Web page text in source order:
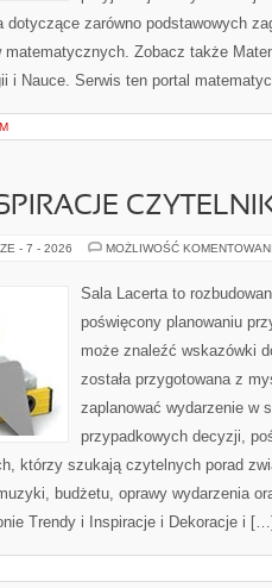
dotyczące zarówno podstawowych
matematycznych. Zobacz także
i Nauce. Serwis ten portal
- 7 - 2026 MOŻLIWOŚĆ
Sala Lacerta to
poświęcony planowaniu
może znaleźć wskazówki
została przygotowana z
zaplanować wydarzenie w
przypadkowych decyzji,
którzy szukają czytelnych porad
budżetu, oprawy wydarzenia
Trendy i Inspiracje i Dekoracje i